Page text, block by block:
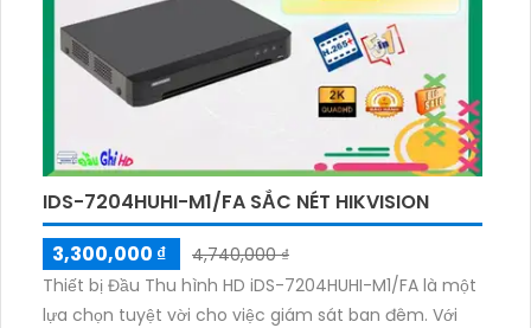
giúp tiết kiệm băng thông và lưu trữ hiệu quả.
IDS-7204HUHI-M1/FA SẮC NÉT HIKVISION
3,300,000 ₫
4,740,000 ₫
Thiết bị Đầu Thu hình HD iDS-7204HUHI-M1/FA là một
lựa chọn tuyệt vời cho việc giám sát ban đêm. Với